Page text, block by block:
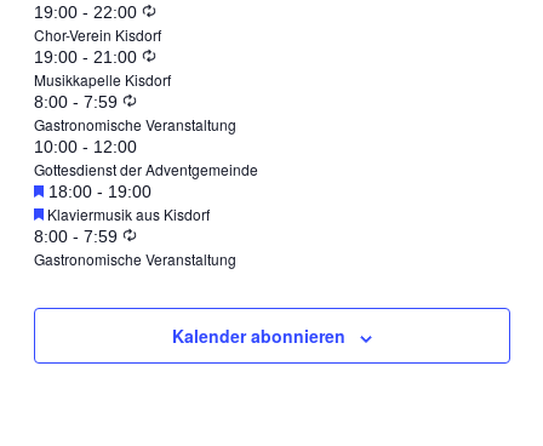
Montag,
August
11,
2025
Keine
Veranstaltungen
an
diesem
Tag.
Dienstag,
August
12,
2025
August
12,
2025
19:00 - 22:00 Wiederholung
Chor-Verein Kisdorf
Mittwoch,
August
13,
2025
Keine
Veranstaltungen
an
diesem
Tag.
Donnerstag,
August
14,
2025
August
14,
2025
19:00 - 21:00 Wiederholung
Musikkapelle Kisdorf
Freitag,
August
15,
2025
Keine
Veranstaltungen
an
diesem
Tag.
Samstag,
August
16,
2025
August
16,
2025
8:00 - 7:59 Wiederholung
Gastronomische Veranstaltung
August
16,
2025
10:00 - 12:00
Gottesdienst der Adventgemeinde
Empfohlen
August
16,
2025
18:00 - 19:00
Empfohlen
Klaviermusik aus Kisdorf
Sonntag,
August
17,
8:00 - 7:59 Wiederholung
Gastronomische Veranstaltung
Kalender abonnieren